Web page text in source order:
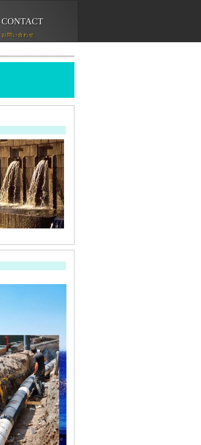
CONTACT
お問い合わせ